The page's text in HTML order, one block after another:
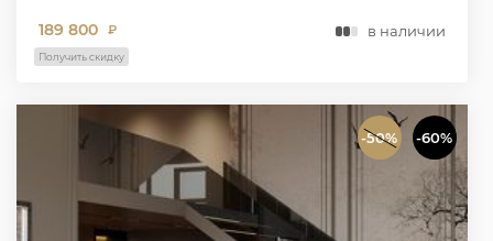
189 800 ₽ в наличии
Получить скидку
-50% -60%